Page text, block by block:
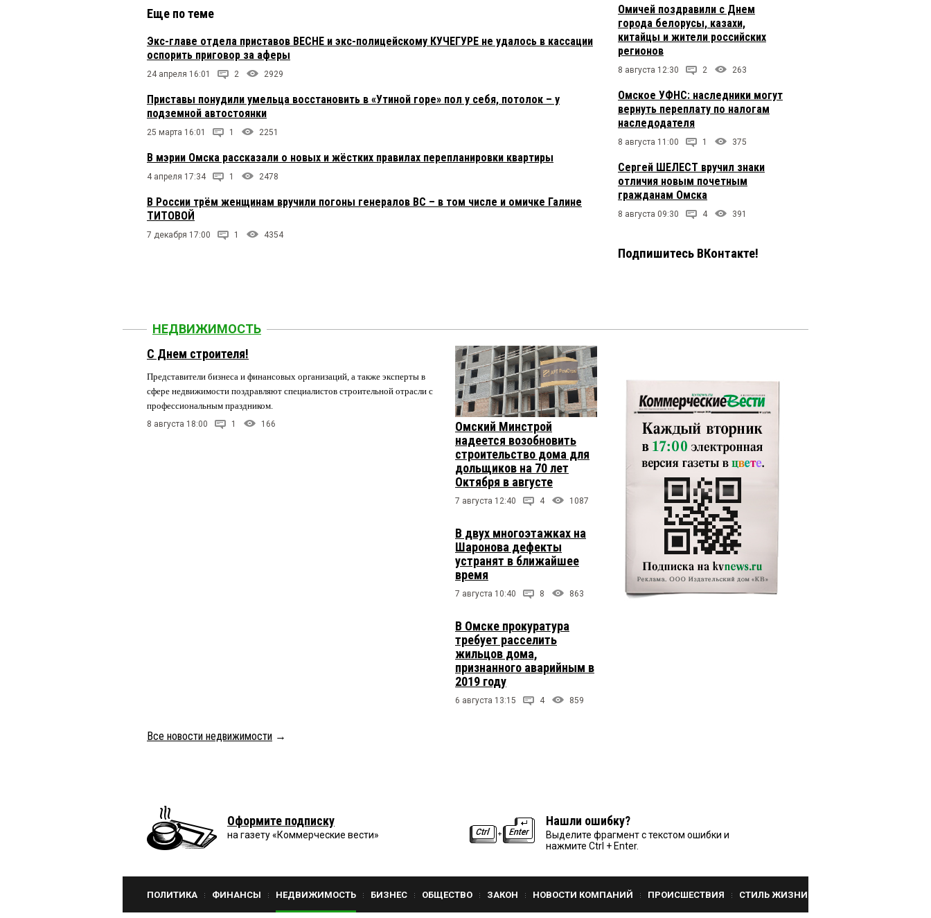
Еще по теме
Экс-главе отдела приставов ВЕСНЕ и экс-полицейскому КУЧЕГУРЕ не удалось в кассации
оспорить приговор за аферы
24 апреля 16:01 2 2929
Приставы понудили умельца восстановить в «Утиной горе» пол у себя, потолок – у
подземной автостоянки
25 марта 16:01 1 2251
В мэрии Омска рассказали о новых и жёстких правилах перепланировки квартиры
4 апреля 17:34 1 2478
В России трём женщинам вручили погоны генералов ВС – в том числе и омичке Галине
ТИТОВОЙ
7 декабря 17:00 1 4354
Омичей поздравили с Днем
города белорусы, казахи,
китайцы и жители российских
регионов
8 августа 12:30 2 263
Омское УФНС: наследники могут
вернуть переплату по налогам
наследодателя
8 августа 11:00 1 375
Сергей ШЕЛЕСТ вручил знаки
отличия новым почетным
гражданам Омска
8 августа 09:30 4 391
Подпишитесь ВКонтакте!
НЕДВИЖИМОСТЬ
С Днем строителя!
Представители бизнеса и финансовых организаций, а также эксперты в
сфере недвижимости поздравляют специалистов строительной отрасли с
профессиональным праздником.
8 августа 18:00 1 166
Омский Минстрой
надеется возобновить
строительство дома для
дольщиков на 70 лет
Октября в августе
7 августа 12:40 4 1087
В двух многоэтажках на
Шаронова дефекты
устранят в ближайшее
время
7 августа 10:40 8 863
В Омске прокуратура
требует расселить
жильцов дома,
признанного аварийным в
2019 году
6 августа 13:15 4 859
Все новости недвижимости →
Оформите подписку
на газету «Коммерческие вести»
Нашли ошибку?
Выделите фрагмент с текстом ошибки и
нажмите Ctrl + Enter.
ПОЛИТИКА ФИНАНСЫ НЕДВИЖИМОСТЬ БИЗНЕС ОБЩЕСТВО ЗАКОН НОВОСТИ КОМПАНИЙ ПРОИСШЕСТВИЯ СТИЛЬ ЖИЗНИ